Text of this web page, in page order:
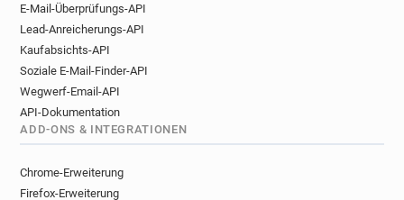
E-Mail-Überprüfungs-API
Lead-Anreicherungs-API
Kaufabsichts-API
Soziale E-Mail-Finder-API
Wegwerf-Email-API
API-Dokumentation
ADD-ONS & INTEGRATIONEN
Chrome-Erweiterung
Firefox-Erweiterung